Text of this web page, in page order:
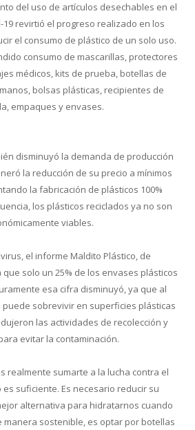
del uso de artículos desechables en el
19 revirtió el progreso realizado en los
el consumo de plástico de un solo uso.
consumo de mascarillas, protectores
médicos, kits de prueba, botellas de
bolsas plásticas, recipientes de
empaques y envases.
disminuyó la demanda de producción
la reducción de su precio a mínimos
la fabricación de plásticos 100%
los plásticos reciclados ya no son
viables.
el informe Maldito Plástico, de
solo un 25% de los envases plásticos
esa cifra disminuyó, ya que al
sobrevivir en superficies plásticas
las actividades de recolección y
evitar la contaminación.
realmente sumarte a la lucha contra el
es suficiente. Es necesario reducir su
alternativa para hidratarnos cuando
manera sostenible, es optar por botellas